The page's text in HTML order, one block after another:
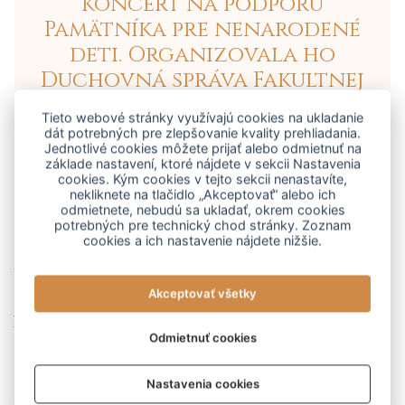
Pamätníka pre nenarodené
deti. Organizovala ho
Duchovná správa Fakultnej
nemocnice a Centrum
pomoci pre rodinu.
Myšlienka postaviť pamätník pre nenarodené deti
vznikla v roku 2019. „Za všetkým hľadaj ženu. Aj tu to
bola jedna priateľka, ktorá sama si prešla situáciou
spontánneho potratu, a oslovila mňa, nemocničného
dohromady menší tím,“ hovorí člen autorského tímu
Rastislav Mráz.
Tieto webové stránky využívajú cookies na ukladanie
dát potrebných pre zlepšovanie kvality prehliadania.
Jednotlivé cookies môžete prijať alebo odmietnuť na
základe nastavení, ktoré nájdete v sekcii Nastavenia
cookies. Kým cookies v tejto sekcii nenastavíte,
nekliknete na tlačidlo „Akceptovať“ alebo ich
odmietnete, nebudú sa ukladať, okrem cookies
potrebných pre technický chod stránky. Zoznam
cookies a ich nastavenie nájdete nižšie.
Akceptovať všetky
Odmietnuť cookies
Nastavenia cookies